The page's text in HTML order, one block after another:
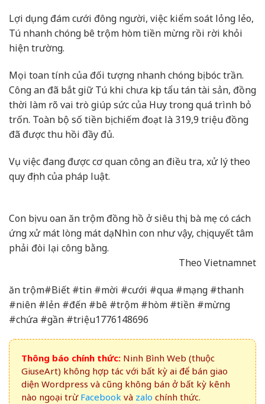
Lợi dụng đám cưới đông người, việc kiểm soát lỏng lẻo,
Tú nhanh chóng bê trộm hòm tiền mừng rồi rời khỏi
hiện trường.
Mọi toan tính của đối tượng nhanh chóng bị bóc trần.
Công an đã bắt giữ Tú khi chưa kịp tẩu tán tài sản, đồng
thời làm rõ vai trò giúp sức của Huy trong quá trình bỏ
trốn. Toàn bộ số tiền bị chiếm đoạt là 319,9 triệu đồng
đã được thu hồi đầy đủ.
Vụ việc đang được cơ quan công an điều tra, xử lý theo
quy định của pháp luật.
Con bị vu oan ăn trộm đồng hồ ở siêu thị, bà mẹ có cách
ứng xử mát lòng mát dạNhìn con như vậy, chị quyết tâm
phải đòi lại công bằng.
Theo Vietnamnet
ăn trộm#Biết #tin #mời #cưới #qua #mạng #thanh
#niên #lẻn #đến #bê #trộm #hòm #tiền #mừng
#chứa #gần #triệu1776148696
Thông báo chính thức: Ninh Bình Web (thuộc
GiuseArt) không hợp tác với bất kỳ ai để bán giao
diện Wordpress và cũng không bán ở bất kỳ kênh
nào ngoại trừ Facebook và zalo chính thức.